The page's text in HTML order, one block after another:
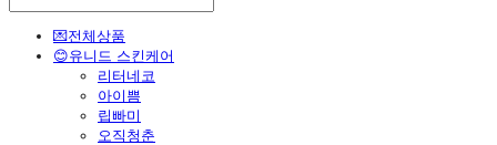
💌전체상품
😊유니드 스킨케어
리터네코
아이쁨
립빠미
오직청춘